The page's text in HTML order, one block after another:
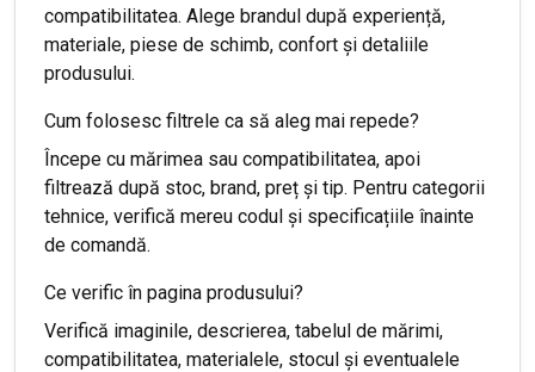
compatibilitatea. Alege brandul după experiență,
materiale, piese de schimb, confort și detaliile
produsului.
Cum folosesc filtrele ca să aleg mai repede?
Începe cu mărimea sau compatibilitatea, apoi
filtrează după stoc, brand, preț și tip. Pentru categorii
tehnice, verifică mereu codul și specificațiile înainte
de comandă.
Ce verific în pagina produsului?
Verifică imaginile, descrierea, tabelul de mărimi,
compatibilitatea, materialele, stocul și eventualele